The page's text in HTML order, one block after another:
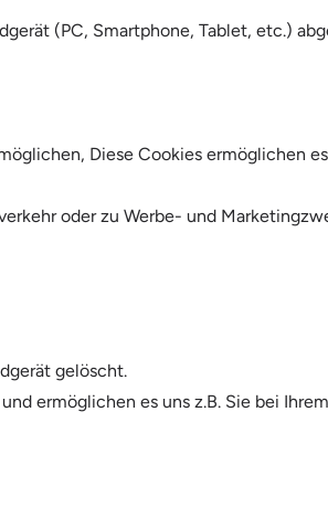
(PC, Smartphone, Tablet, etc.)
Diese Cookies ermöglichen
oder zu Werbe- und
gelöscht.
ermöglichen es uns z.B. Sie bei